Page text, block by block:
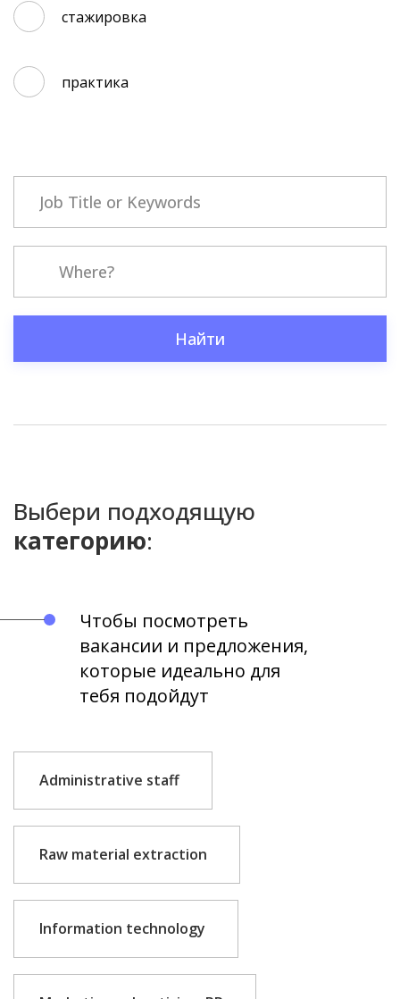
стажировка
практика
Найти
Выбери подходящую
категорию:
Чтобы посмотреть
вакансии и предложения,
которые идеально для
тебя подойдут
Administrative staff
Raw material extraction
Information technology